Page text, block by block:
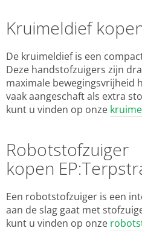
Kruimeldief
De kruimeldief is een
Deze handstofzuigers zijn
maximale bewegingsvrijheid
vaak aangeschaft als extra
kunt u vinden op onze
Robotstofzuiger
kopen
Een robotstofzuiger is een
aan de slag gaat met
kunt u vinden op onze